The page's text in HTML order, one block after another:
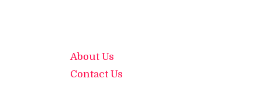
About Us
Contact Us